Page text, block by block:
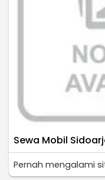
Sewa Mobil
Pernah mengalami